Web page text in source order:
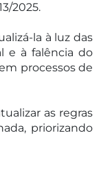
2025.
la à luz das
e à falência do
processos de
as regras
priorizando